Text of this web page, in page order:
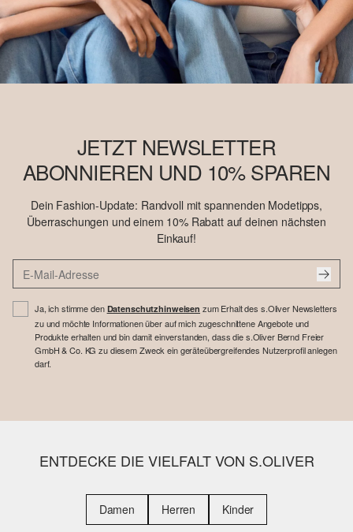
JETZT NEWSLETTER
ABONNIEREN UND 10% SPAREN
Dein Fashion-Update: Randvoll mit spannenden Modetipps,
Überraschungen und einem 10% Rabatt auf deinen nächsten
Einkauf!
Ja, ich stimme den Datenschutzhinweisen zum Erhalt des s.Oliver Newsletters
zu und möchte Informationen über auf mich zugeschnittene Angebote und
Produkte erhalten und bin damit einverstanden, dass die s.Oliver Bernd Freier
GmbH & Co. KG zu diesem Zweck ein geräteübergreifendes Nutzerprofil anlegen
darf.
ENTDECKE DIE VIELFALT VON S.OLIVER
Damen Herren Kinder